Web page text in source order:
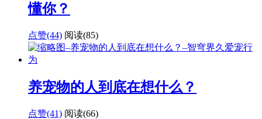
懂你？
点赞(44) 阅读(85)
养宠物的人到底在想什么？
点赞(41) 阅读(66)